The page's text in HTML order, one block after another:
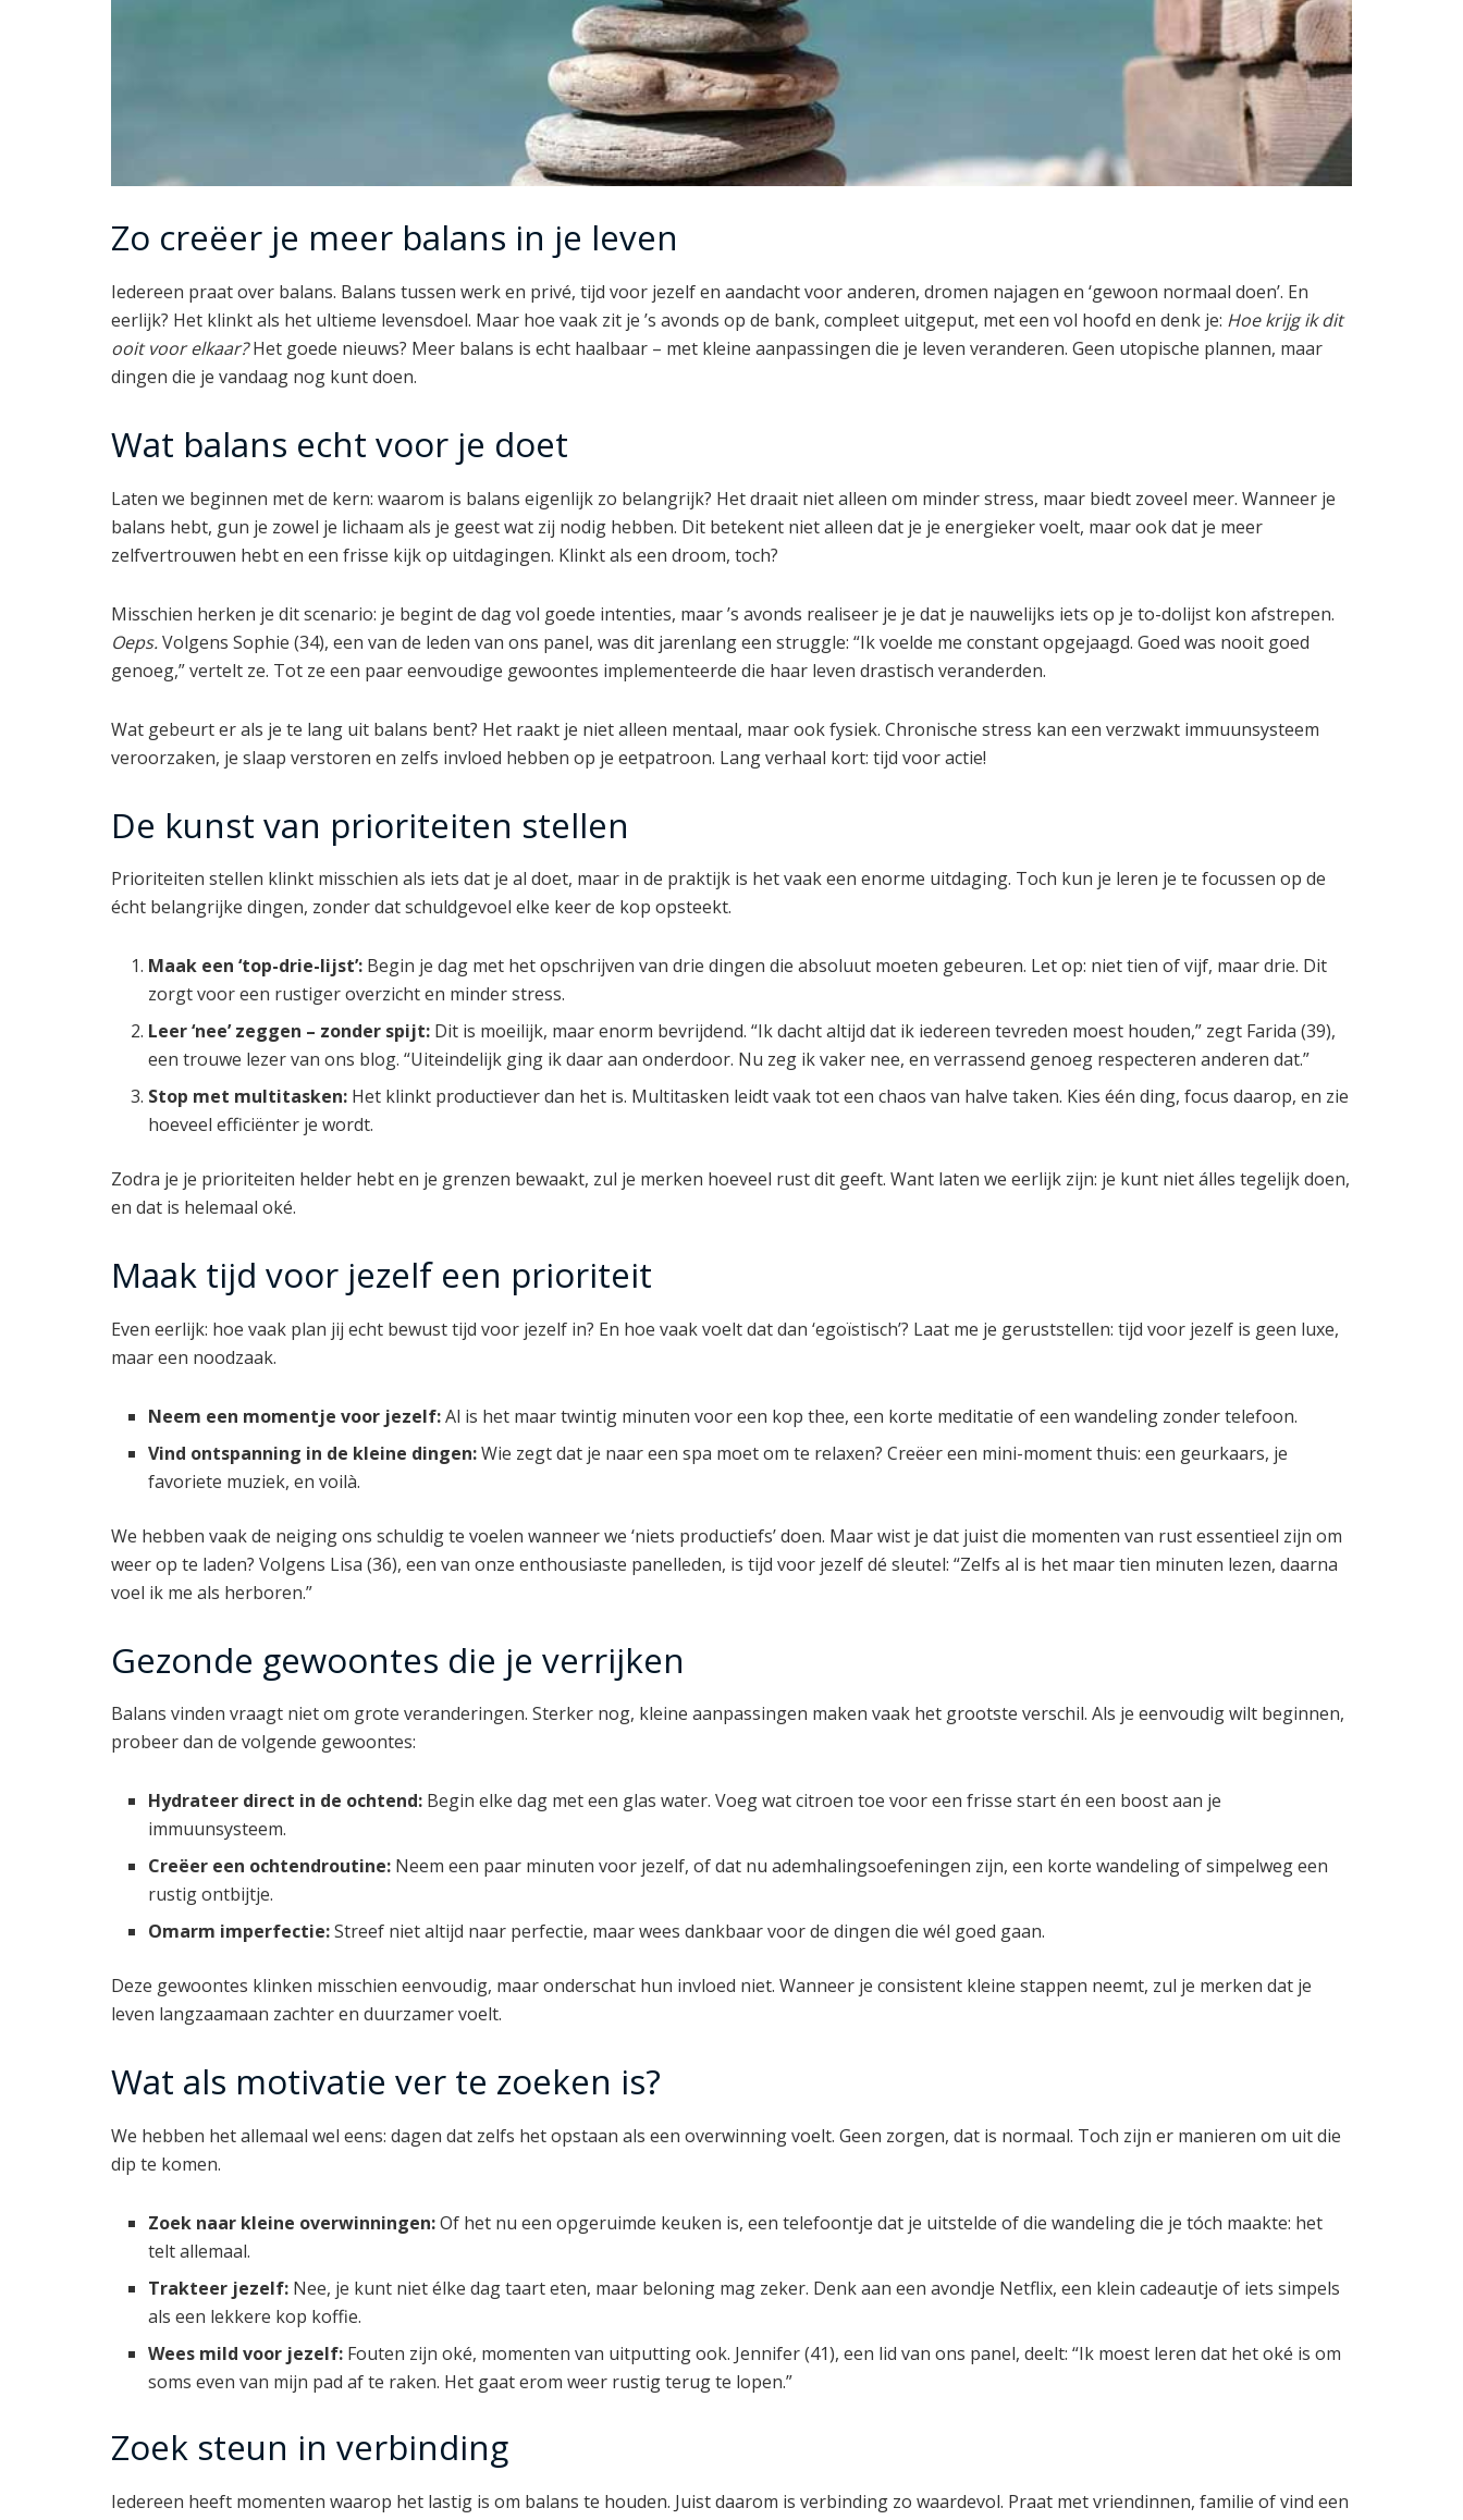
Zo creëer je meer balans in je leven
Iedereen praat over balans. Balans tussen werk en privé, tijd voor jezelf en aandacht voor anderen, dromen najagen en ‘gewoon normaal doen’. En
eerlijk? Het klinkt als het ultieme levensdoel. Maar hoe vaak zit je ’s avonds op de bank, compleet uitgeput, met een vol hoofd en denk je: Hoe krijg ik dit
ooit voor elkaar?Het goede nieuws? Meer balans is echt haalbaar – met kleine aanpassingen die je leven veranderen. Geen utopische plannen, maar
dingen die je vandaag nog kunt doen.
Wat balans echt voor je doet
Laten we beginnen met de kern: waarom is balans eigenlijk zo belangrijk? Het draait niet alleen om minder stress, maar biedt zoveel meer. Wanneer je
balans hebt, gun je zowel je lichaam als je geest wat zij nodig hebben. Dit betekent niet alleen dat je je energieker voelt, maar ook dat je meer
zelfvertrouwen hebt en een frisse kijk op uitdagingen. Klinkt als een droom, toch?
Misschien herken je dit scenario: je begint de dag vol goede intenties, maar ’s avonds realiseer je je dat je nauwelijks iets op je to-dolijst kon afstrepen.
Oeps.Volgens Sophie (34), een van de leden van ons panel, was dit jarenlang een struggle: “Ik voelde me constant opgejaagd. Goed was nooit goed
genoeg,” vertelt ze. Tot ze een paar eenvoudige gewoontes implementeerde die haar leven drastisch veranderden.
Wat gebeurt er als je te lang uit balans bent? Het raakt je niet alleen mentaal, maar ook fysiek. Chronische stress kan een verzwakt immuunsysteem
veroorzaken, je slaap verstoren en zelfs invloed hebben op je eetpatroon. Lang verhaal kort: tijd voor actie!
De kunst van prioriteiten stellen
Prioriteiten stellen klinkt misschien als iets dat je al doet, maar in de praktijk is het vaak een enorme uitdaging. Toch kun je leren je te focussen op de
écht belangrijke dingen, zonder dat schuldgevoel elke keer de kop opsteekt.
Maak een ‘top-drie-lijst’: Begin je dag met het opschrijven van drie dingen die absoluut moeten gebeuren. Let op: niet tien of vijf, maar drie. Dit
zorgt voor een rustiger overzicht en minder stress.
Leer ‘nee’ zeggen – zonder spijt: Dit is moeilijk, maar enorm bevrijdend. “Ik dacht altijd dat ik iedereen tevreden moest houden,” zegt Farida (39),
een trouwe lezer van ons blog. “Uiteindelijk ging ik daar aan onderdoor. Nu zeg ik vaker nee, en verrassend genoeg respecteren anderen dat.”
Stop met multitasken: Het klinkt productiever dan het is. Multitasken leidt vaak tot een chaos van halve taken. Kies één ding, focus daarop, en zie
hoeveel efficiënter je wordt.
Zodra je je prioriteiten helder hebt en je grenzen bewaakt, zul je merken hoeveel rust dit geeft. Want laten we eerlijk zijn: je kunt niet álles tegelijk doen,
en dat is helemaal oké.
Maak tijd voor jezelf een prioriteit
Even eerlijk: hoe vaak plan jij echt bewust tijd voor jezelf in? En hoe vaak voelt dat dan ‘egoïstisch’? Laat me je geruststellen: tijd voor jezelf is geen luxe,
maar een noodzaak.
Neem een momentje voor jezelf:Al is het maar twintig minuten voor een kop thee, een korte meditatie of een wandeling zonder telefoon.
Vind ontspanning in de kleine dingen:Wie zegt dat je naar een spa moet om te relaxen? Creëer een mini-moment thuis: een geurkaars, je
favoriete muziek, en voilà.
We hebben vaak de neiging ons schuldig te voelen wanneer we ‘niets productiefs’ doen. Maar wist je dat juist die momenten van rust essentieel zijn om
weer op te laden? Volgens Lisa (36), een van onze enthousiaste panelleden, is tijd voor jezelf dé sleutel: “Zelfs al is het maar tien minuten lezen, daarna
voel ik me als herboren.”
Gezonde gewoontes die je verrijken
Balans vinden vraagt niet om grote veranderingen. Sterker nog, kleine aanpassingen maken vaak het grootste verschil. Als je eenvoudig wilt beginnen,
probeer dan de volgende gewoontes:
Hydrateer direct in de ochtend: Begin elke dag met een glas water. Voeg wat citroen toe voor een frisse start én een boost aan je
immuunsysteem.
Creëer een ochtendroutine: Neem een paar minuten voor jezelf, of dat nu ademhalingsoefeningen zijn, een korte wandeling of simpelweg een
rustig ontbijtje.
Omarm imperfectie:Streef niet altijd naar perfectie, maar wees dankbaar voor de dingen die wél goed gaan.
Deze gewoontes klinken misschien eenvoudig, maar onderschat hun invloed niet. Wanneer je consistent kleine stappen neemt, zul je merken dat je
leven langzaamaan zachter en duurzamer voelt.
Wat als motivatie ver te zoeken is?
We hebben het allemaal wel eens: dagen dat zelfs het opstaan als een overwinning voelt. Geen zorgen, dat is normaal. Toch zijn er manieren om uit die
dip te komen.
Zoek naar kleine overwinningen:Of het nu een opgeruimde keuken is, een telefoontje dat je uitstelde of die wandeling die je tóch maakte: het
telt allemaal.
Trakteer jezelf: Nee, je kunt niet élke dag taart eten, maar beloning mag zeker. Denk aan een avondje Netflix, een klein cadeautje of iets simpels
als een lekkere kop koffie.
Wees mild voor jezelf: Fouten zijn oké, momenten van uitputting ook. Jennifer (41), een lid van ons panel, deelt: “Ik moest leren dat het oké is om
soms even van mijn pad af te raken. Het gaat erom weer rustig terug te lopen.”
Zoek steun in verbinding
Iedereen heeft momenten waarop het lastig is om balans te houden. Juist daarom is verbinding zo waardevol. Praat met vriendinnen, familie of vind een